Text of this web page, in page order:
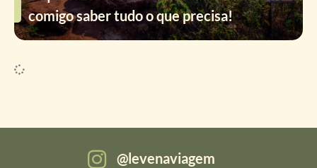
comigo saber tudo o que precisa!
levenaviagem